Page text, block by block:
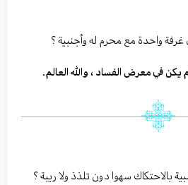
واحدة مع محرم له وأجنبية ؟
يكن في معرض الفساد ، والله العالم.
بالاحتكاك سهوا دون تلذذ ولا ريبة ؟